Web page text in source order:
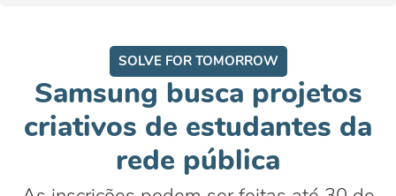
SOLVE FOR TOMORROW
Samsung busca projetos
criativos de estudantes da
rede pública